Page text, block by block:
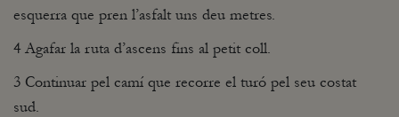
esquerra que pren l’asfalt uns deu metres.
4 Agafar la ruta d’ascens fins al petit coll.
3 Continuar pel camí que recorre el turó pel seu costat
sud.